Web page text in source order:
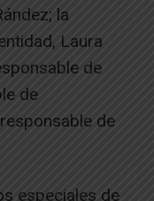
la
Laura
de
de
de
especiales de